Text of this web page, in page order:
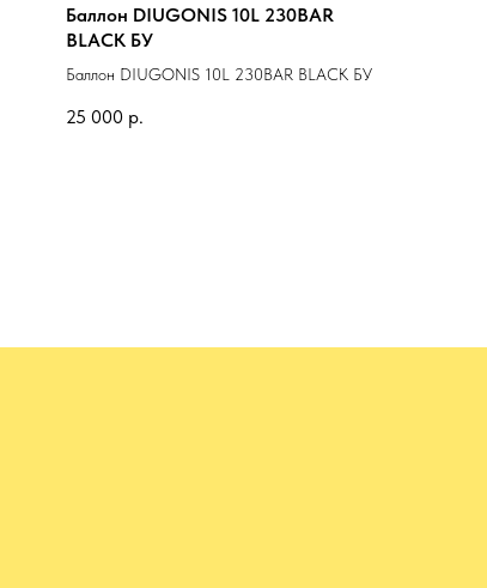
Баллон DIUGONIS 10L 230BAR
BLACK БУ
Баллон DIUGONIS 10L 230BAR BLACK БУ
25 000 р.